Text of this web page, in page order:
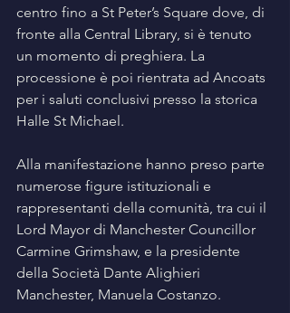
centro fino a St Peter’s Square dove, di
fronte alla Central Library, si è tenuto
un momento di preghiera. La
processione è poi rientrata ad Ancoats
per i saluti conclusivi presso la storica
Halle St Michael.
Alla manifestazione hanno preso parte
numerose figure istituzionali e
rappresentanti della comunità, tra cui il
Lord Mayor di Manchester Councillor
Carmine Grimshaw, e la presidente
della Società Dante Alighieri
Manchester, Manuela Costanzo.